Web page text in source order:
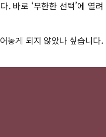
. 바로 ‘무한한 선택’에 열
놓게 되지 않았나 싶습니다